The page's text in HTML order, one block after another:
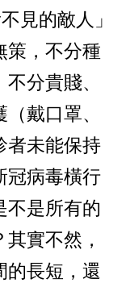
見的敵人」
策，不分種
分貴賤、
戴口罩、
者未能保持
冠病毒橫行
不是所有的
實不然，
的長短，還